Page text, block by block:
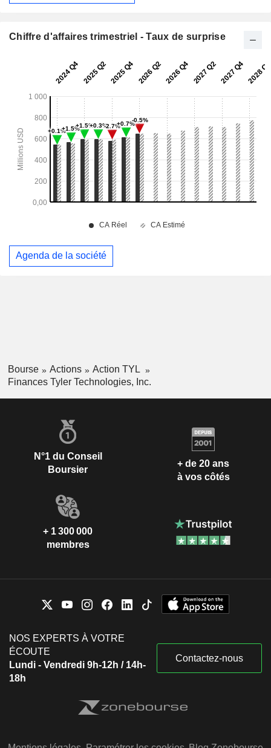
Chiffre d'affaires trimestriel - Taux de surprise
Agenda de la société
Bourse Actions
Action TYL
Finances Tyler Technologies, Inc.
N°1 du Conseil
Boursier
+ de 20 ans
à vos côtés
+ 1 300 000
membres
NOS EXPERTS À VOTRE
ÉCOUTE
Lundi - Vendredi 9h-12h / 14h-
18h
Contactez-nous